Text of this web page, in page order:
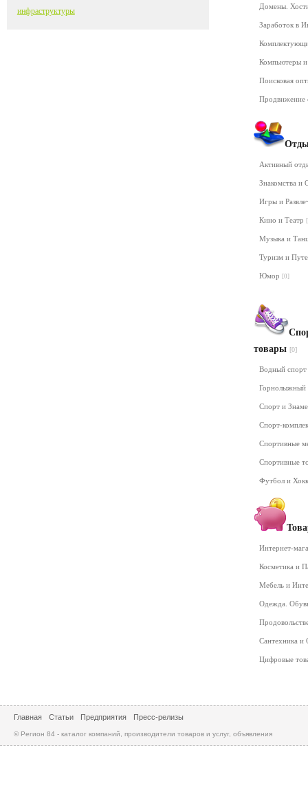
Домены.
Заработок в
Компьютеры
Поисковая
Продвижение
Активный
Знакомства и
Игры и
Кино и Театр
Музыка и
Туризм и
Юмор [0]
товары [0]
Водный спорт
Горнолыжный
Спорт и
Спорт-
Спортивные
Спортивные
Футбол и
Интернет-
Косметика и
Мебель и
Одежда.
Сантехника и
Цифровые
инфраструктуры
Главная Статьи Предприятия Пресс-релизы
© Регион 84 - каталог компаний, производители товаров и услуг, объявления